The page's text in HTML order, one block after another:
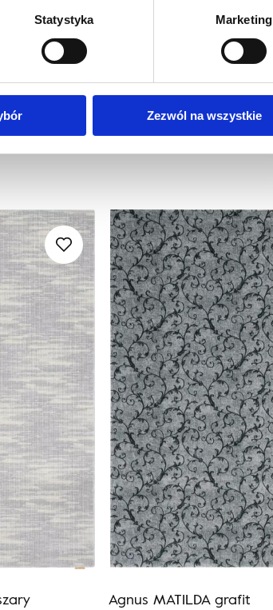
Statystyka Marketing
Zezwól na wszystkie
Agnus MATILDA grafit